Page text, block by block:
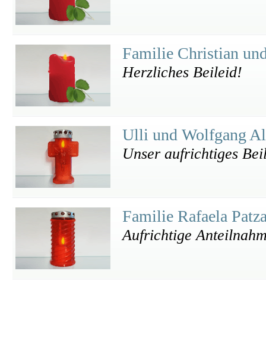
Familie Christian
Herzliches Beileid!
Ulli und Wolfgang
Unser aufrichtiges
Familie Rafaela
Aufrichtige